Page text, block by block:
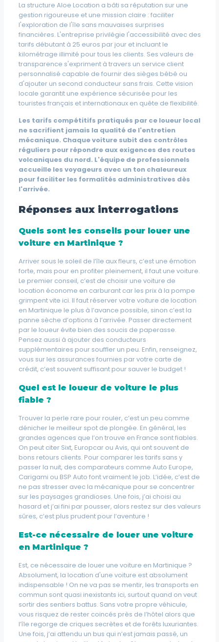
La structure Aloe Location a bâti sa réputation sur une
gestion rigoureuse et une mission claire : faciliter
l'exploration de l'île sans mauvaises surprises
financières. L'entreprise privilégie l'accessibilité avec des
tarifs débutant à 25 euros par jour et incluant le
kilométrage illimité pour tous les clients. Ses valeurs de
transparence s'expriment à travers un service client
personnalisé capable de fournir des sièges bébé ou
d'ajouter un second conducteur sans frais. Cette vision
locale garantit une expérience sécurisée pour les
touristes français et internationaux en quête de flexibilité.
Les tarifs compétitifs pratiqués par ce loueur local
ne sacrifient jamais la qualité de l'entretien
mécanique. Chaque voiture subit des contrôles
réguliers pour répondre aux exigences des routes
volcaniques du nord. L'équipe de professionnels
accueille les voyageurs avec un ton chaleureux
pour faciliter les formalités administratives dès
l'arrivée.
Réponses aux interrogations
Quels sont les conseils pour louer une
voiture en Martinique ?
Arriver sous le soleil de l’île aux fleurs, c’est une émotion
forte, mais pour en profiter pleinement, il faut une voiture.
Le premier conseil, c’est de choisir une voiture de
location économe en carburant car les prix à la pompe
grimpent vite ici. Il faut réserver votre voiture de location
en Martinique le plus à l’avance possible, sinon c’est la
panne sèche d’options à l’arrivée. Passer directement
par le loueur évite bien des soucis de paperasse.
Pensez aussi à ajouter des conducteurs
supplémentaires pour souffler un peu. Enfin, renseignez,
vous sur les assurances fournies par votre carte de
crédit, c’est souvent suffisant pour sauver le budget !
Quel est le loueur de voiture le plus
fiable ?
Trouver la perle rare pour rouler, c’est un peu comme
dénicher le meilleur spot de plongée. En général, les
grandes agences que l’on trouve en France sont fiables.
On peut citer Sixt, Europcar ou Avis, qui ont souvent de
bons retours clients. Pour comparer les tarifs sans y
passer la nuit, des comparateurs comme Auto Europe,
Carigami ou BSP Auto font vraiment le job. L’idée, c’est de
ne pas stresser avec la mécanique pour se concentrer
sur les paysages grandioses. Une fois, j’ai choisi au
hasard et j’ai fini par pousser, alors restez sur des valeurs
sûres, c’est plus prudent pour l’aventure !
Est-ce nécessaire de louer une voiture
en Martinique ?
Est, ce nécessaire de louer une voiture en Martinique ?
Absolument, la location d'une voiture est absolument
indispensable ! On ne va pas se mentir, les transports en
commun sont quasi inexistants ici, surtout quand on veut
sortir des sentiers battus. Sans votre propre véhicule,
vous risquez de rester coincés près de l’hôtel alors que
l’île regorge de criques secrètes et de forêts luxuriantes.
Une fois, j’ai attendu un bus qui n’est jamais passé, un